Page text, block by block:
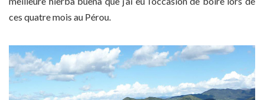
ces quatre mois au Pérou.